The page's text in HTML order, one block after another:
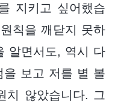
지키고 싶어했습
칙을 깨닫지 못하
알면서도, 역시 다
을 보고 저를 별 볼
치 않았습니다. 그